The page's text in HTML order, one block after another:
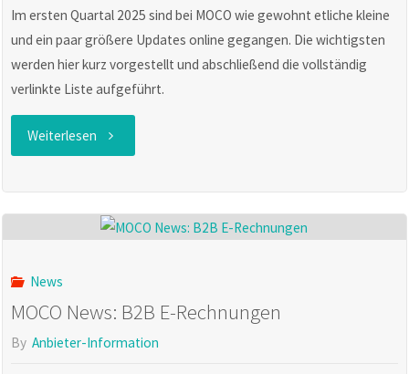
Im ersten Quartal 2025 sind bei MOCO wie gewohnt etliche kleine
und ein paar größere Updates online gegangen. Die wichtigsten
werden hier kurz vorgestellt und abschließend die vollständig
verlinkte Liste aufgeführt.
Weiterlesen "MOCO-
Weiterentwicklung
News
MOCO News: B2B E-Rechnungen
By Anbieter-Information